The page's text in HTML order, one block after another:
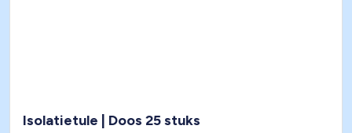
Isolatietule | Doos 25 stuks